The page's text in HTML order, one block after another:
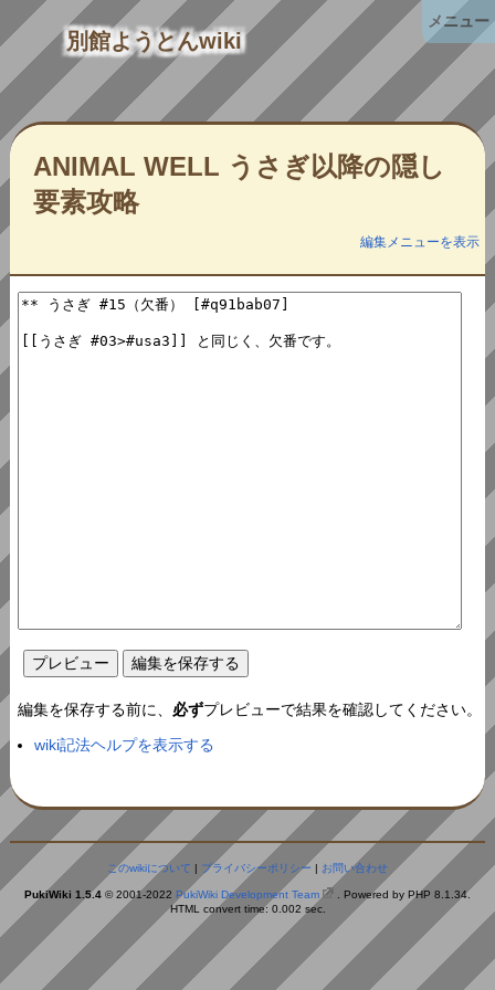
別館ようとんwiki
ANIMAL WELL うさぎ以降の隠し
要素攻略
編集メニューを表示
編集を保存する前に、 必ずプレビューで結果を確認してください。
wiki記法ヘルプを表示する
このwikiについて | プライバシーポリシー | お問い合わせ
PukiWiki 1.5.4 © 2001-2022 PukiWiki Development Team
. Powered by PHP 8.1.34.
HTML convert time: 0.002 sec.
メニュー